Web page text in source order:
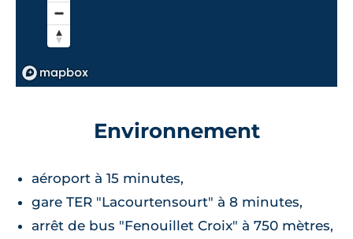
Environnement
aéroport à 15 minutes,
gare TER "Lacourtensourt" à 8 minutes,
arrêt de bus "Fenouillet Croix" à 750 mètres,